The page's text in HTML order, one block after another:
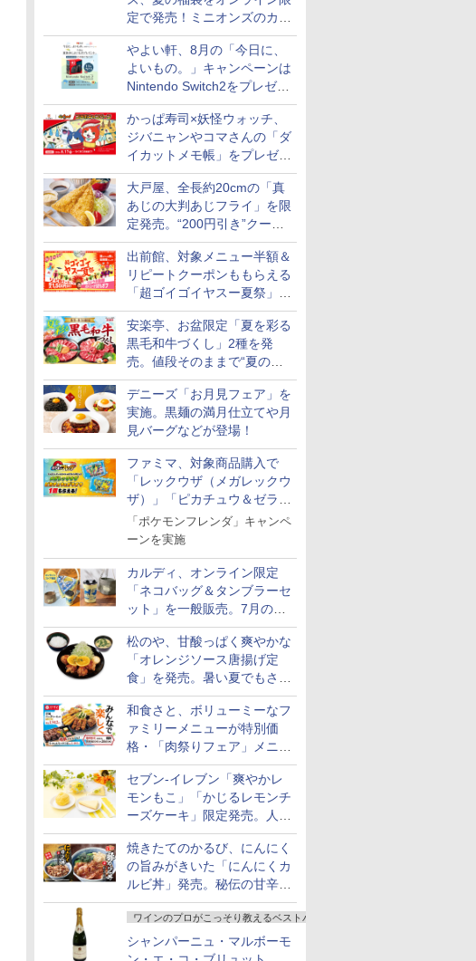
定で発売！ミニオンズのカッ
プと2500円相当のチケット
付き
やよい軒、8月の「今日に、
よいもの。」キャンペーンは
Nintendo Switch2をプレゼン
ト
かっぱ寿司×妖怪ウォッチ、
ジバニャンやコマさんの「ダ
イカットメモ帳」をプレゼン
ト
大戸屋、全長約20cmの「真
あじの大判あじフライ」を限
定発売。“200円引き”クーポ
ンも配信
出前館、対象メニュー半額＆
リピートクーポンももらえる
「超ゴイゴイヤスー夏祭」を
実施
安楽亭、お盆限定「夏を彩る
黒毛和牛づくし」2種を発
売。値段そのままで“夏の巻
き野菜”付き
デニーズ「お月見フェア」を
実施。黒麺の満月仕立てや月
見バーグなどが登場！
ファミマ、対象商品購入で
「レックウザ（メガレックウ
ザ）」「ピカチュウ＆ゼラオ
ラ」のフレンダピックがもら
える！
「ポケモンフレンダ」キャンペ
ーンを実施
カルディ、オンライン限定
「ネコバッグ＆タンブラーセ
ット」を一般販売。7月の抽
選販売の当選無効分
松のや、甘酸っぱく爽やかな
「オレンジソース唐揚げ定
食」を発売。暑い夏でもさっ
ぱり！
和食さと、ボリューミーなフ
ァミリーメニューが特別価
格・「肉祭りフェア」メニュ
ーがテイクアウトに登場
セブン-イレブン「爽やかレ
モンもこ」「かじるレモンチ
ーズケーキ」限定発売。人気
シリーズから夏限定の味わい
が登場
焼きたてのかるび、にんにく
の旨みがきいた「にんにくカ
ルビ丼」発売。秘伝の甘辛だ
れを絡めた「豚カルビ丼」も
復活
ワインのプロがこっそり教えるベストバイ
シャンパーニュ・マルボーモ